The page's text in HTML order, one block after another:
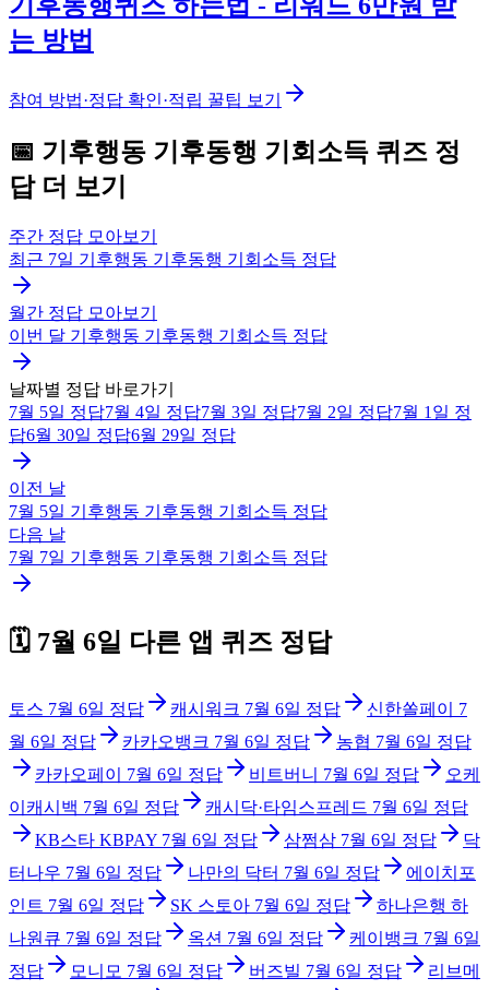
기후동행퀴즈 하는법 - 리워드 6만원 받
는 방법
참여 방법·정답 확인·적립 꿀팁 보기
📅 기후행동 기후동행 기회소득 퀴즈 정
답 더 보기
주간 정답 모아보기
최근 7일 기후행동 기후동행 기회소득 정답
월간 정답 모아보기
이번 달 기후행동 기후동행 기회소득 정답
날짜별 정답 바로가기
7월 5일 정답7월 4일 정답7월 3일 정답7월 2일 정답7월 1일 정
답6월 30일 정답6월 29일 정답
이전 날
7월 5일 기후행동 기후동행 기회소득 정답
다음 날
7월 7일 기후행동 기후동행 기회소득 정답
🗓️ 7월 6일 다른 앱 퀴즈 정답
토스 7월 6일 정답 캐시워크 7월 6일 정답 신한쏠페이
7
월 6일 정답 카카오뱅크 7월 6일 정답 농협 7월 6일 정답
카카오페이
7월 6일 정답 비트버니 7월 6일 정답
오케
이캐시백 7월 6일 정답 캐시닥·타임스프레드 7월 6일 정답
KB스타 KBPAY 7월 6일 정답 삼쩜삼 7월 6일 정답
닥
터나우 7월 6일 정답 나만의 닥터 7월 6일 정답
에이치포
인트 7월 6일 정답 SK 스토아 7월 6일 정답
하나은행 하
나원큐 7월 6일 정답 옥션 7월 6일 정답 케이뱅크 7월 6일
정답
모니모 7월 6일 정답 버즈빌 7월 6일 정답
리브메